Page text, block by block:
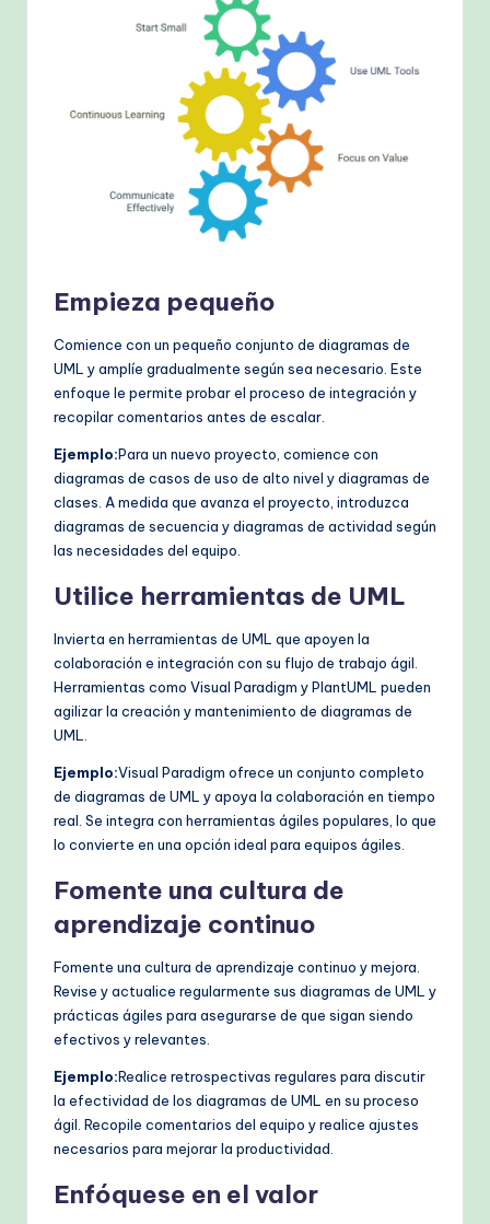
Empieza pequeño
Comience con un pequeño conjunto de diagramas de
UML y amplíe gradualmente según sea necesario. Este
enfoque le permite probar el proceso de integración y
recopilar comentarios antes de escalar.
Ejemplo:Para un nuevo proyecto, comience con
diagramas de casos de uso de alto nivel y diagramas de
clases. A medida que avanza el proyecto, introduzca
diagramas de secuencia y diagramas de actividad según
las necesidades del equipo.
Utilice herramientas de UML
Invierta en herramientas de UML que apoyen la
colaboración e integración con su flujo de trabajo ágil.
Herramientas como Visual Paradigm y PlantUML pueden
agilizar la creación y mantenimiento de diagramas de
UML.
Ejemplo:Visual Paradigm ofrece un conjunto completo
de diagramas de UML y apoya la colaboración en tiempo
real. Se integra con herramientas ágiles populares, lo que
lo convierte en una opción ideal para equipos ágiles.
Fomente una cultura de
aprendizaje continuo
Fomente una cultura de aprendizaje continuo y mejora.
Revise y actualice regularmente sus diagramas de UML y
prácticas ágiles para asegurarse de que sigan siendo
efectivos y relevantes.
Ejemplo:Realice retrospectivas regulares para discutir
la efectividad de los diagramas de UML en su proceso
ágil. Recopile comentarios del equipo y realice ajustes
necesarios para mejorar la productividad.
Enfóquese en el valor